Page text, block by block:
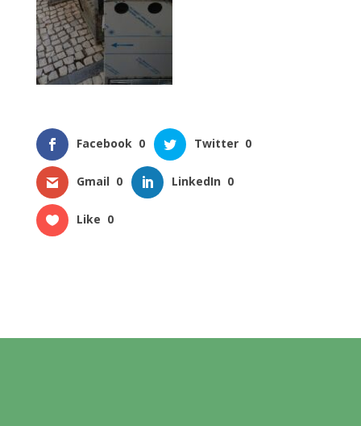
Facebook 0 Twitter 0
Gmail 0 LinkedIn 0
Like 0